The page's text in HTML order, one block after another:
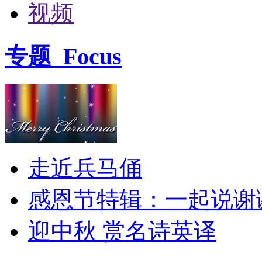
视频
专题 Focus
走近兵马俑
感恩节特辑：一起说谢
迎中秋 赏名诗英译